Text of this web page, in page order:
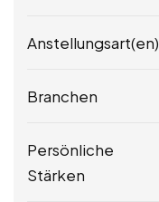
Anstellungsart(en)
Branchen
Persönliche
Stärken